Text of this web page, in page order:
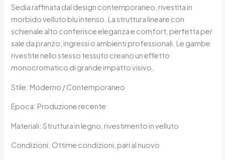
Sedia raffinata dal design contemporaneo, rivestita in
morbido velluto blu intenso. La struttura lineare con
schienale alto conferisce eleganza e comfort, perfetta per
sale da pranzo, ingressi o ambienti professionali. Le gambe
rivestite nello stesso tessuto creano un effetto
monocromatico di grande impatto visivo.
Stile: Moderno / Contemporaneo
Epoca: Produzione recente
Materiali: Struttura in legno, rivestimento in velluto
Condizioni: Ottime condizioni, pari al nuovo